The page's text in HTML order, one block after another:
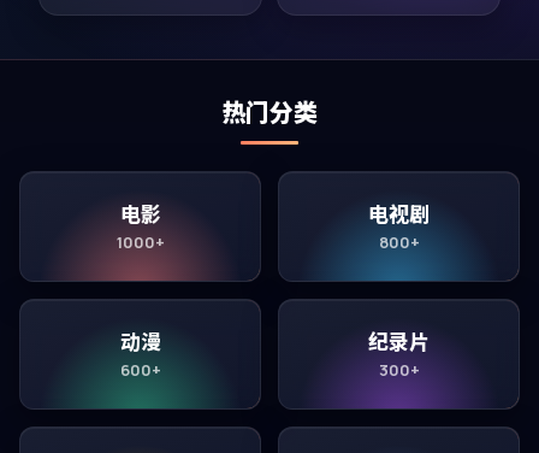
热门分类
电影
1000+
电视剧
800+
动漫
600+
纪录片
300+